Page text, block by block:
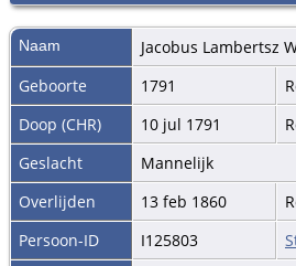
Naam Jacobus Lambertsz
Geboorte
1791
Doop (CHR)
10 jul 1791
Geslacht
Mannelijk
Overlijden
13 feb 1860
Persoon-ID
I125803